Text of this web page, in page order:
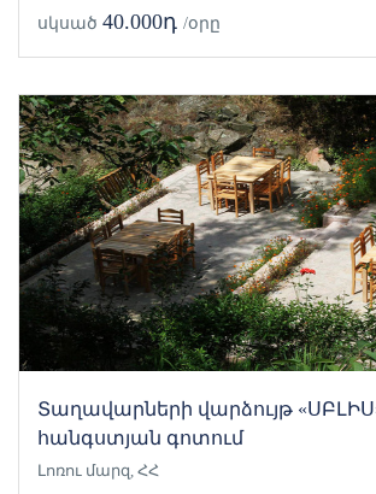
սկսած 40.000դ /օրը
Տաղավարների վարձույթ
հանգստյան գոտում
Լոռու մարզ, ՀՀ